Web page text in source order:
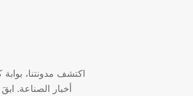
اكتشف مدونتنا،
أخبار الصناعة.